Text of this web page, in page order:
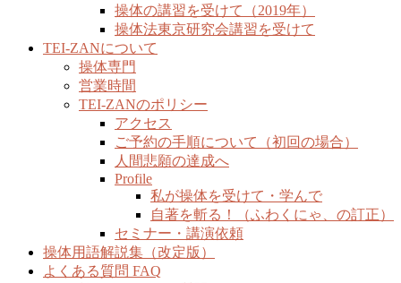
操体の講習を受けて（2019年）
操体法東京研究会講習を受けて
TEI-ZANについて
操体専門
営業時間
TEI-ZANのポリシー
アクセス
ご予約の手順について（初回の場合）
人間悲願の達成へ
Profile
私が操体を受けて・学んで
自著を斬る！（ふわくにゃ、の訂正）
セミナー・講演依頼
操体用語解説集（改定版）
よくある質問 FAQ